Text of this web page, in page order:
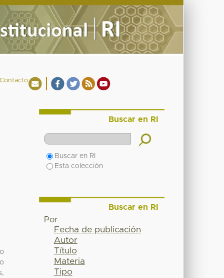
Buscar en RI
Buscar en RI
Esta colección
Buscar en RI
Por
Fecha de publicación
Autor
Título
Materia
Tipo